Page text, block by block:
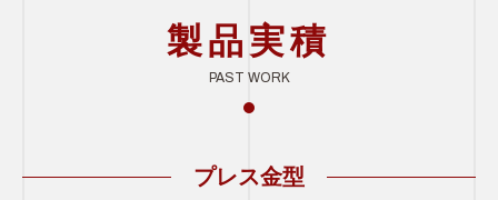
製品実積
PAST WORK
プレス金型